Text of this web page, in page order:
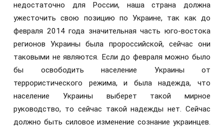
недостаточно для России, наша страна должна
ужесточить свою позицию по Украине, так как до
февраля 2014 года значительная часть юго-востока
регионов Украины была пророссийской, сейчас они
таковыми не являются. Если до февраля можно было
бы освободить население Украины от
террористического режима, и была надежда, что
население Украины выберет такой мирное
руководство, то сейчас такой надежды нет. Сейчас
должно быть силовое изменение сознание украинцев.